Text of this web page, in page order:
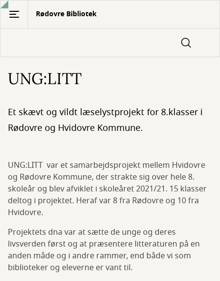
Gå
hovedindhold
Rødovre Bibliotek
UNG:LITT
Et skævt og vildt læselystprojekt for 8.klasser i
Rødovre og Hvidovre Kommune.
UNG:LITT var et samarbejdsprojekt mellem Hvidovre
og Rødovre Kommune, der strakte sig over hele 8.
skoleår og blev afviklet i skoleåret 2021/21. 15 klasser
deltog i projektet. Heraf var 8 fra Rødovre og 10 fra
Hvidovre.
Projektets dna var at sætte de unge og deres
livsverden først og at præsentere litteraturen på en
anden måde og i andre rammer, end både vi som
biblioteker og eleverne er vant til.